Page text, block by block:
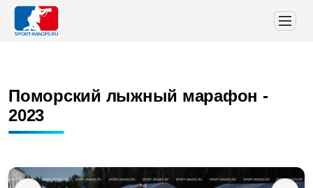
Поморский лыжный марафон -
2023